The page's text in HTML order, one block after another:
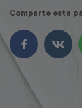
Comparte esta